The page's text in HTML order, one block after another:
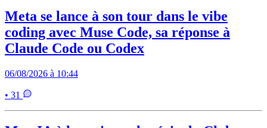
Meta se lance à son tour dans le vibe
coding avec Muse Code, sa réponse à
Claude Code ou Codex
06/08/2026 à 10:44
• 31